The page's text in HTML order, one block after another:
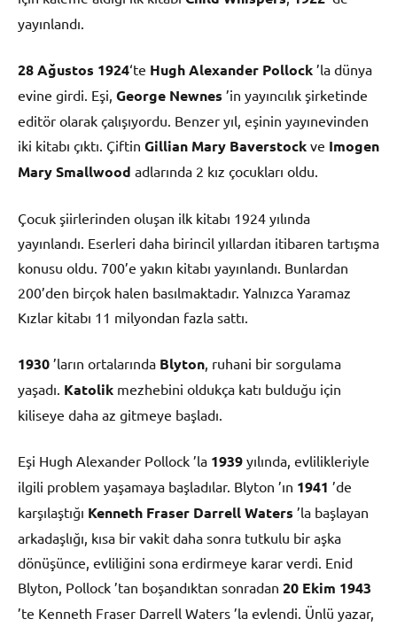
yayınlandı.
28 Ağustos 1924‘te Hugh Alexander Pollock ’la dünya
evine girdi. Eşi, George Newnes ’in yayıncılık şirketinde
editör olarak çalışıyordu. Benzer yıl, eşinin yayınevinden
iki kitabı çıktı. Çiftin Gillian Mary Baverstock ve Imogen
Mary Smallwood adlarında 2 kız çocukları oldu.
Çocuk şiirlerinden oluşan ilk kitabı 1924 yılında
yayınlandı. Eserleri daha birincil yıllardan itibaren tartışma
konusu oldu. 700’e yakın kitabı yayınlandı. Bunlardan
200’den birçok halen basılmaktadır. Yalnızca Yaramaz
Kızlar kitabı 11 milyondan fazla sattı.
1930 ’ların ortalarında Blyton , ruhani bir sorgulama
yaşadı. Katolik mezhebini oldukça katı bulduğu için
kiliseye daha az gitmeye başladı.
Eşi Hugh Alexander Pollock ’la 1939 yılında, evlilikleriyle
ilgili problem yaşamaya başladılar. Blyton ’ın 1941 ’de
karşılaştığı Kenneth Fraser Darrell Waters ’la başlayan
arkadaşlığı, kısa bir vakit daha sonra tutkulu bir aşka
dönüşünce, evliliğini sona erdirmeye karar verdi. Enid
Blyton, Pollock ’tan boşandıktan sonradan 20 Ekim 1943
’te Kenneth Fraser Darrell Waters ’la evlendi. Ünlü yazar,